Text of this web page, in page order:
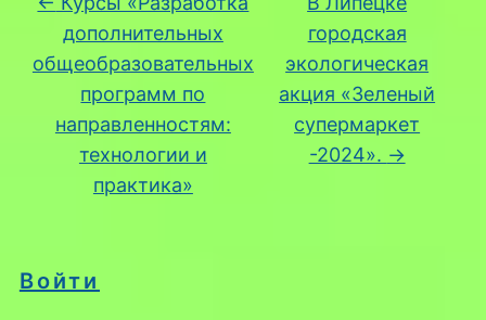
Войти
дополнительных
общеобразовательных
программ по
направленностям:
технологии и
практика»
городская
экологическая
акция «Зеленый
супермаркет
-2024». →